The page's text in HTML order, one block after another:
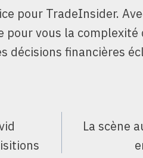
pour TradeInsider.
vous la complexité
décisions financières
La scène